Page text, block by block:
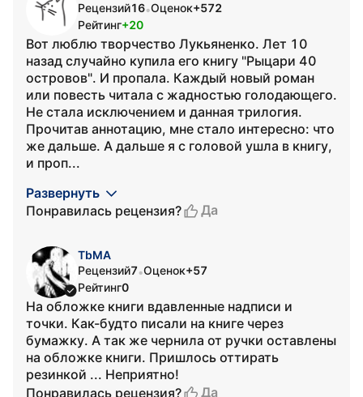
Рецензий16•Оценок+572
Рейтинг+20
Вот люблю творчество Лукьяненко. Лет 10
назад случайно купила его книгу "Рыцари 40
островов". И пропала. Каждый новый роман
или повесть читала с жадностью голодающего.
Не стала исключением и данная трилогия.
Прочитав аннотацию, мне стало интересно: что
же дальше. А дальше я с головой ушла в книгу,
и проп...
Развернуть
Понравилась рецензия?
Да
TbMA
Рецензий7•Оценок+57
Рейтинг0
На обложке книги вдавленные надписи и
точки. Как-будто писали на книге через
бумажку. А так же чернила от ручки оставлены
на обложке книги. Пришлось оттирать
резинкой ... Неприятно!
Понравилась рецензия?
Да